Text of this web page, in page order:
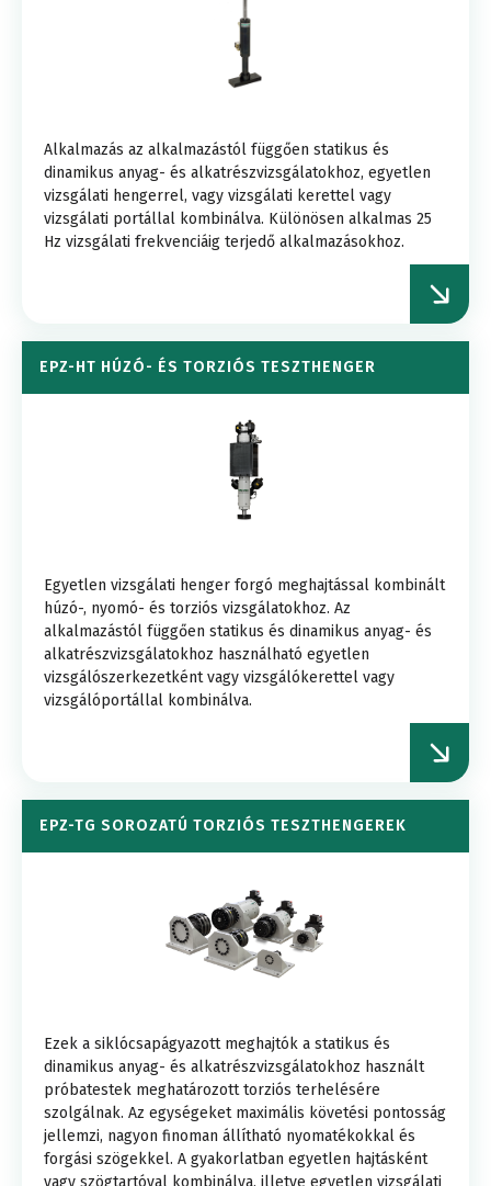
Alkalmazás az alkalmazástól függően statikus és
dinamikus anyag- és alkatrészvizsgálatokhoz, egyetlen
vizsgálati hengerrel, vagy vizsgálati kerettel vagy
vizsgálati portállal kombinálva. Különösen alkalmas 25
Hz vizsgálati frekvenciáig terjedő alkalmazásokhoz.
EPZ-HT HÚZÓ- ÉS TORZIÓS TESZTHENGER
Egyetlen vizsgálati henger forgó meghajtással kombinált
húzó-, nyomó- és torziós vizsgálatokhoz. Az
alkalmazástól függően statikus és dinamikus anyag- és
alkatrészvizsgálatokhoz használható egyetlen
vizsgálószerkezetként vagy vizsgálókerettel vagy
vizsgálóportállal kombinálva.
EPZ-TG SOROZATÚ TORZIÓS TESZTHENGEREK
Ezek a siklócsapágyazott meghajtók a statikus és
dinamikus anyag- és alkatrészvizsgálatokhoz használt
próbatestek meghatározott torziós terhelésére
szolgálnak. Az egységeket maximális követési pontosság
jellemzi, nagyon finoman állítható nyomatékokkal és
forgási szögekkel. A gyakorlatban egyetlen hajtásként
vagy szögtartóval kombinálva, illetve egyetlen vizsgálati